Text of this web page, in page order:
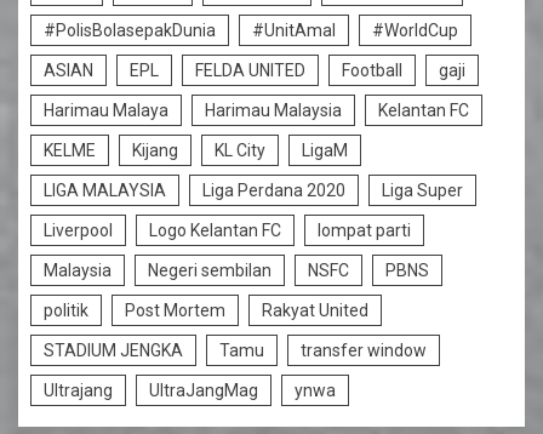
#PolisBolasepakDunia #UnitAmal #WorldCup
ASIAN EPL FELDA UNITED Football gaji
Harimau Malaya Harimau Malaysia Kelantan FC
KELME Kijang KL City LigaM
LIGA MALAYSIA Liga Perdana 2020 Liga Super
Liverpool Logo Kelantan FC lompat parti
Malaysia Negeri sembilan NSFC PBNS
politik Post Mortem Rakyat United
STADIUM JENGKA Tamu transfer window
Ultrajang UltraJangMag ynwa